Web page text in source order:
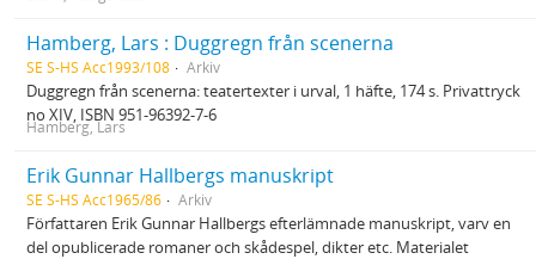
Hamberg, Lars : Duggregn från scenerna
SE S-HS Acc1993/108 Arkiv
Duggregn från scenerna: teatertexter i urval, 1 häfte, 174 s. Privattryck
no XIV, ISBN 951-96392-7-6
Hamberg, Lars
Erik Gunnar Hallbergs manuskript
SE S-HS Acc1965/86 Arkiv
Författaren Erik Gunnar Hallbergs efterlämnade manuskript, varv en
del opublicerade romaner och skådespel, dikter etc. Materialet